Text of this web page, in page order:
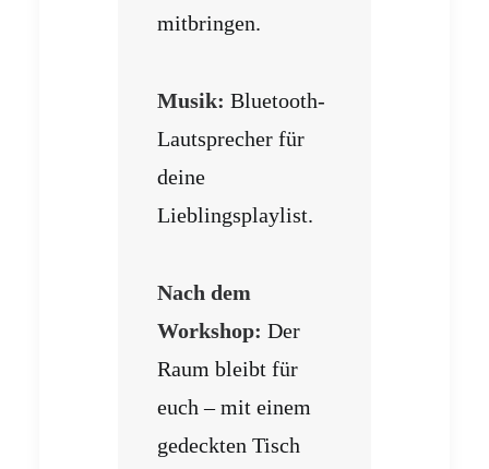
mitbringen.
Musik: Bluetooth-
Lautsprecher für
deine
Lieblingsplaylist.
Nach dem
Workshop: Der
Raum bleibt für
euch – mit einem
gedeckten Tisch